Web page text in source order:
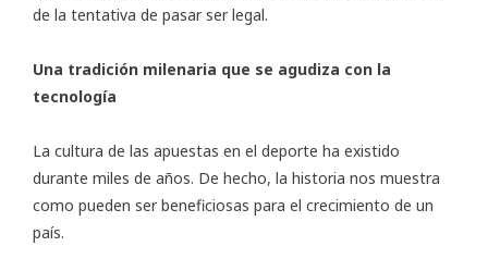
de la tentativa de pasar ser legal.
Una tradición milenaria que se agudiza con la
tecnología
La cultura de las apuestas en el deporte ha existido
durante miles de años. De hecho, la historia nos muestra
como pueden ser beneficiosas para el crecimiento de un
país.